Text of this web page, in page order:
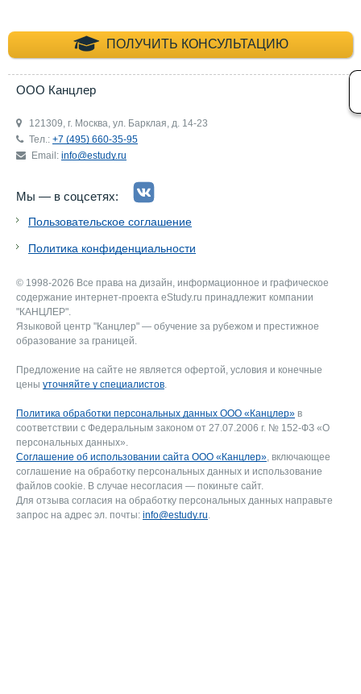
ПОЛУЧИТЬ КОНСУЛЬТАЦИЮ
+7 (495) 660-35-
ООО Канцлер
121309, г. Москва, ул. Барклая, д. 14-23
Тел.: +7 (495) 660-35-95
Email: info@estudy.ru
Мы — в соцсетях:
Пользовательское соглашение
Политика конфиденциальности
© 1998-2026 Все права на дизайн, информационное и графическое
содержание интернет-проекта eStudy.ru принадлежит компании
"КАНЦЛЕР".
Языковой центр "Канцлер" — обучение за рубежом и престижное
образование за границей.
Предложение на сайте не является офертой, условия и конечные
цены уточняйте у специалистов.
Политика обработки персональных данных ООО «Канцлер» в
соответствии с Федеральным законом от 27.07.2006 г. № 152-ФЗ «О
персональных данных».
Соглашение об использовании сайта ООО «Канцлер», включающее
соглашение на обработку персональных данных и использование
файлов cookie. В случае несогласия — покиньте сайт.
Для отзыва согласия на обработку персональных данных направьте
запрос на адрес эл. почты: info@estudy.ru.